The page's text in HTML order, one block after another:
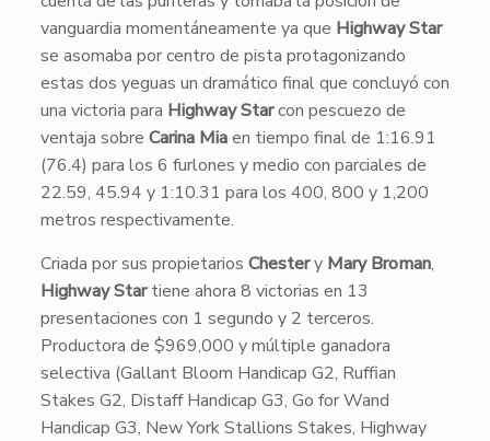
vanguardia momentáneamente ya que Highway Star
se asomaba por centro de pista protagonizando
estas dos yeguas un dramático final que concluyó con
una victoria para Highway Starcon pescuezo de
ventaja sobre Carina Miaen tiempo final de 1:16.91
(76.4) para los 6 furlones y medio con parciales de
22.59, 45.94 y 1:10.31 para los 400, 800 y 1,200
metros respectivamente.
Criada por sus propietarios Chestery Mary Broman,
Highway Startiene ahora 8 victorias en 13
presentaciones con 1 segundo y 2 terceros.
Productora de $969,000 y múltiple ganadora
selectiva (Gallant Bloom Handicap G2, Ruffian
Stakes G2, Distaff Handicap G3, Go for Wand
Handicap G3, New York Stallions Stakes, Highway